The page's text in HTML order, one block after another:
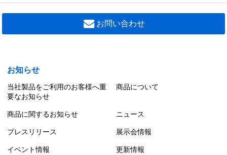
お問い合わせ
お知らせ
当社製品をご利用のお客様へ重
要なお知らせ
商品について
商品に関するお知らせ ニュース
プレスリリース 展示会情報
イベント情報 更新情報